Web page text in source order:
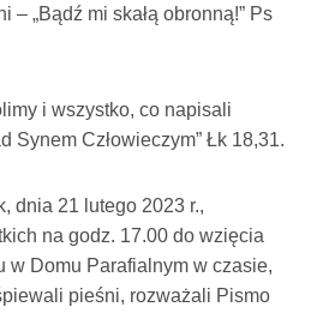
– „Bądź mi skałą obronną!” Ps
i wszystko, co napisali
Synem Człowieczym” Łk 18,31.
dnia 21 lutego 2023 r.,
na godz. 17.00 do wzięcia
w Domu Parafialnym w czasie,
pieśni, rozważali Pismo